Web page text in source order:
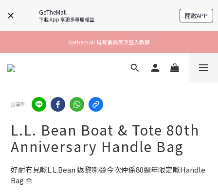
GeTheMall
下載 App 享更多專屬權益 開啟APP
Gethemall 現有會員首次登入教學
分享到
L.L. Bean Boat & Tote 80th
Anniversary Handle Bag
好耐冇見嘅L.L.Bean 返黎喇😄今次仲係80週年限定嘅Handle
Bag 👜